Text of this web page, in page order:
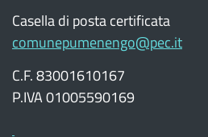
Casella di posta certificata
comunepumenengo@pec.it
C.F. 83001610167
P.IVA 01005590169